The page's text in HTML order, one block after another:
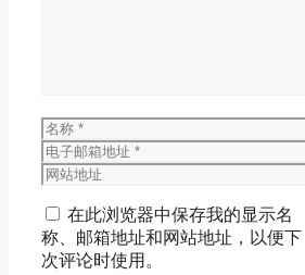
名
称
电
子
箱
地
址
网
地
址
在此浏览器中保存我的显示名
称、邮箱地址和网站地址，以便下
次评论时使用。